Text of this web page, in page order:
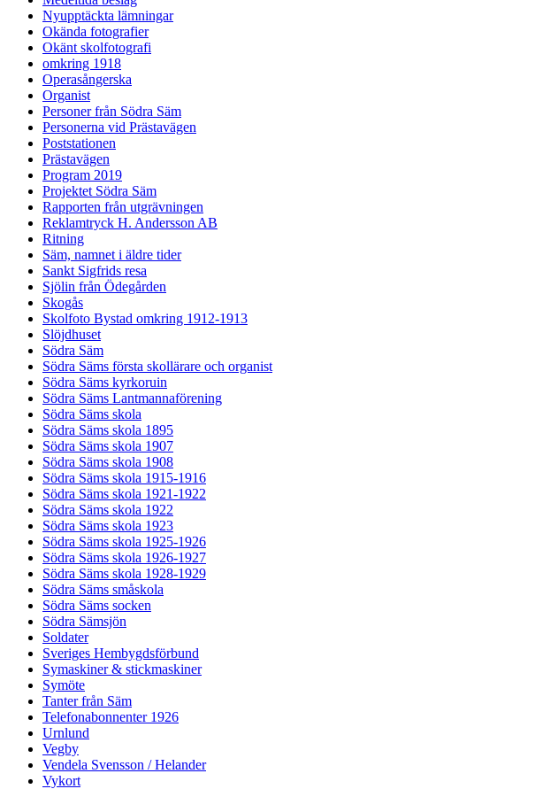
Nyupptäckta lämningar
Okända fotografier
Okänt skolfotografi
omkring 1918
Operasångerska
Organist
Personer från Södra Säm
Personerna vid Prästavägen
Poststationen
Prästavägen
Program 2019
Projektet Södra Säm
Rapporten från utgrävningen
Reklamtryck H. Andersson AB
Ritning
Säm, namnet i äldre tider
Sankt Sigfrids resa
Sjölin från Ödegården
Skogås
Skolfoto Bystad omkring 1912-1913
Slöjdhuset
Södra Säm
Södra Säms första skollärare och organist
Södra Säms kyrkoruin
Södra Säms Lantmannaförening
Södra Säms skola
Södra Säms skola 1895
Södra Säms skola 1907
Södra Säms skola 1908
Södra Säms skola 1915-1916
Södra Säms skola 1921-1922
Södra Säms skola 1922
Södra Säms skola 1923
Södra Säms skola 1925-1926
Södra Säms skola 1926-1927
Södra Säms skola 1928-1929
Södra Säms småskola
Södra Säms socken
Södra Sämsjön
Soldater
Sveriges Hembygdsförbund
Symaskiner & stickmaskiner
Symöte
Tanter från Säm
Telefonabonnenter 1926
Urnlund
Vegby
Vendela Svensson / Helander
Vykort